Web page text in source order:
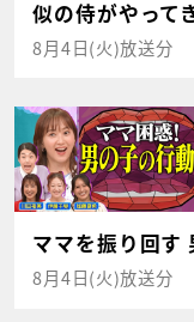
似の侍がやって
8月4日(火)放送分
ママを振り回す
8月4日(火)放送分